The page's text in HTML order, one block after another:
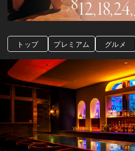
トップ プレミアム グルメ